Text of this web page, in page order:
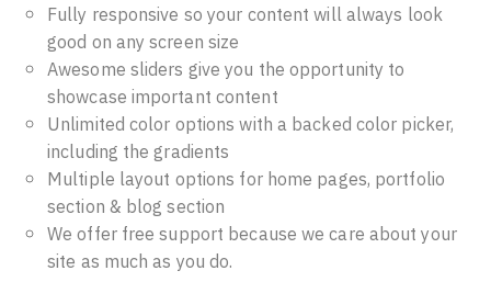
Fully responsive so your content will always look
good on any screen size
Awesome sliders give you the opportunity to
showcase important content
Unlimited color options with a backed color picker,
including the gradients
Multiple layout options for home pages, portfolio
section & blog section
We offer free support because we care about your
site as much as you do.